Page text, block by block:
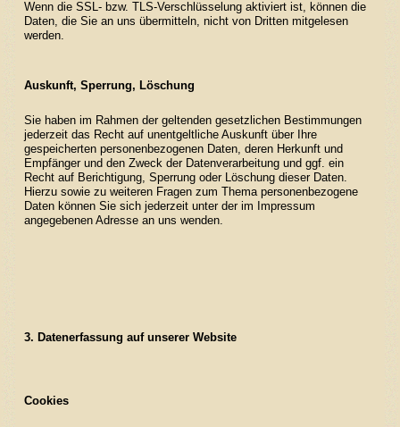
Wenn die SSL- bzw. TLS-Verschlüsselung aktiviert ist, können die
Daten, die Sie an uns übermitteln, nicht von Dritten mitgelesen
werden.
Auskunft, Sperrung, Löschung
Sie haben im Rahmen der geltenden gesetzlichen Bestimmungen
jederzeit das Recht auf unentgeltliche Auskunft über Ihre
gespeicherten personenbezogenen Daten, deren Herkunft und
Empfänger und den Zweck der Datenverarbeitung und ggf. ein
Recht auf Berichtigung, Sperrung oder Löschung dieser Daten.
Hierzu sowie zu weiteren Fragen zum Thema personenbezogene
Daten können Sie sich jederzeit unter der im Impressum
angegebenen Adresse an uns wenden.
3. Datenerfassung auf unserer Website
Cookies